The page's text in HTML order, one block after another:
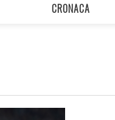
CRONACA